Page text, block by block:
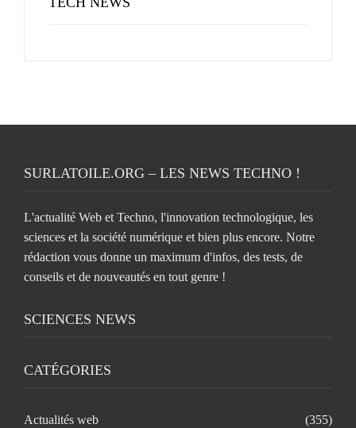
SURLATOILE.ORG – LES NEWS TECHNO !
L'actualité Web et Techno, l'innovation technologique, les
sciences et la société numérique et bien plus encore. Notre
rédaction vous donne un maximum d'infos, des tests, de
conseils et de nouveautés en tout genre !
SCIENCES NEWS
CATÉGORIES
Actualités web (355)